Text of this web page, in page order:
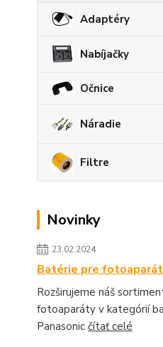
Adaptéry
Nabíjačky
Očnice
Náradie
Filtre
Novinky
23.02.2024
Batérie pre
Rozširujeme náš
fotoaparáty v kategórií
Panasonic čítať celé